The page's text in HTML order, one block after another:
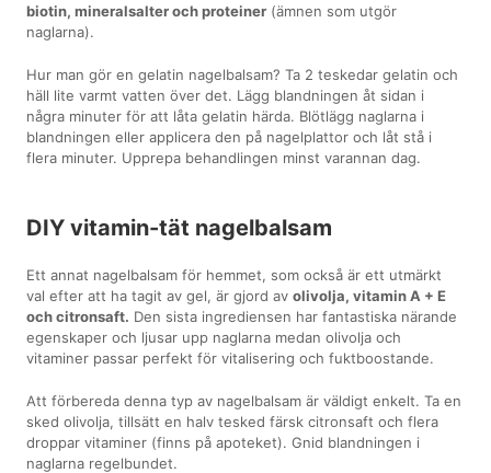
biotin, mineralsalter och proteiner (ämnen som utgör
naglarna).
Hur man gör en gelatin nagelbalsam? Ta 2 teskedar gelatin och
häll lite varmt vatten över det. Lägg blandningen åt sidan i
några minuter för att låta gelatin härda. Blötlägg naglarna i
blandningen eller applicera den på nagelplattor och låt stå i
flera minuter. Upprepa behandlingen minst varannan dag.
DIY vitamin-tät nagelbalsam
Ett annat nagelbalsam för hemmet, som också är ett utmärkt
val efter att ha tagit av gel, är gjord avolivolja, vitamin A + E
och citronsaft. Den sista ingrediensen har fantastiska närande
egenskaper och ljusar upp naglarna medan olivolja och
vitaminer passar perfekt för vitalisering och fuktboostande.
Att förbereda denna typ av nagelbalsam är väldigt enkelt. Ta en
sked olivolja, tillsätt en halv tesked färsk citronsaft och flera
droppar vitaminer (finns på apoteket). Gnid blandningen i
naglarna regelbundet.